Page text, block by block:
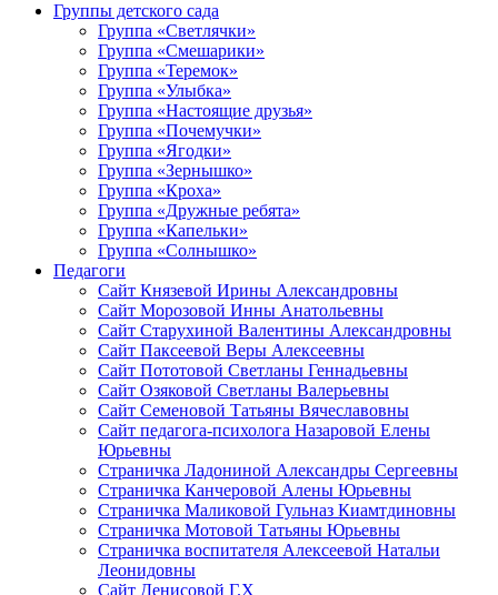
Группы детского сада
Группа «Светлячки»
Группа «Смешарики»
Группа «Теремок»
Группа «Улыбка»
Группа «Настоящие друзья»
Группа «Почемучки»
Группа «Ягодки»
Группа «Зернышко»
Группа «Кроха»
Группа «Дружные ребята»
Группа «Капельки»
Группа «Солнышко»
Педагоги
Сайт Князевой Ирины Александровны
Сайт Морозовой Инны Анатольевны
Сайт Старухиной Валентины Александровны
Сайт Паксеевой Веры Алексеевны
Сайт Пототовой Светланы Геннадьевны
Сайт Озяковой Светланы Валерьевны
Сайт Семеновой Татьяны Вячеславовны
Сайт педагога-психолога Назаровой Елены
Юрьевны
Страничка Ладониной Александры Сергеевны
Страничка Канчеровой Алены Юрьевны
Страничка Маликовой Гульназ Киамтдиновны
Страничка Мотовой Татьяны Юрьевны
Cтраничка воспитателя Алексеевой Натальи
Леонидовны
Сайт Денисовой Г.Х